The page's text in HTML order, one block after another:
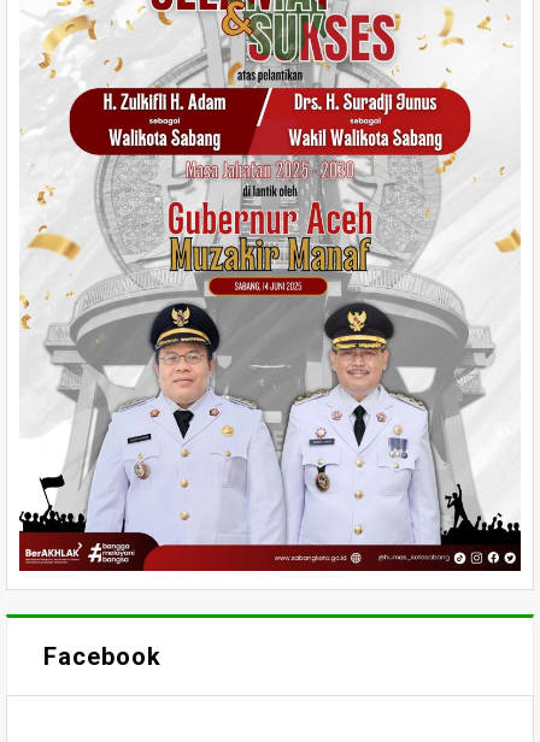
Facebook